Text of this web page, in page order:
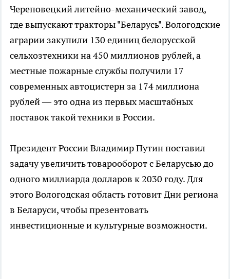
Череповецкий литейно-механический завод,
где выпускают тракторы "Беларусь". Вологодские
аграрии закупили 130 единиц белорусской
сельхозтехники на 450 миллионов рублей, а
местные пожарные службы получили 17
современных автоцистерн за 174 миллиона
рублей — это одна из первых масштабных
поставок такой техники в России.
Президент России Владимир Путин поставил
задачу увеличить товарооборот с Беларусью до
одного миллиарда долларов к 2030 году. Для
этого Вологодская область готовит Дни региона
в Беларуси, чтобы презентовать
инвестиционные и культурные возможности.